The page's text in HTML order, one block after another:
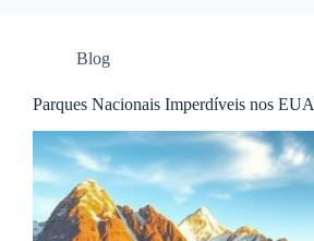
Blog
Parques Nacionais Imperdíveis nos EUA